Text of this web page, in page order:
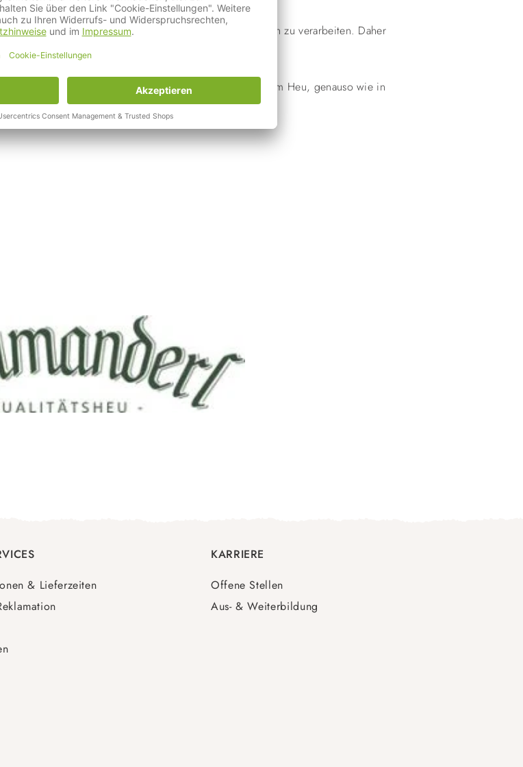
und versuchen unsere Produkte so rein wie möglich zu verarbeiten. Daher
mit unserem Qualitätsheu.
So bleibt möglichst viel Natur erhalten. Im Heu, genauso wie in
und sieht man.
& Lieferzeiten
KARRIERE
Offene Stellen
Aus- & Weiterbildung